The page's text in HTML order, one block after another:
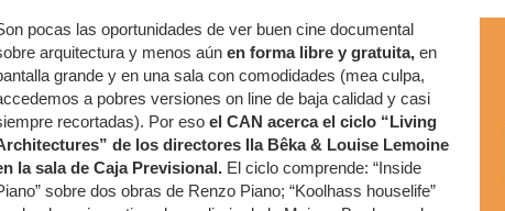
pocas las oportunidades de ver buen cine documental
arquitectura y menos aún en forma libre y gratuita, en
grande y en una sala con comodidades (mea culpa,
a pobres versiones on line de baja calidad y casi
recortadas). Por eso el CAN acerca el ciclo “Living
de los directores Ila Bêka & Louise Lemoine
la sala de Caja Previsional. El ciclo comprende: “Inside
sobre dos obras de Renzo Piano; “Koolhass houselife”